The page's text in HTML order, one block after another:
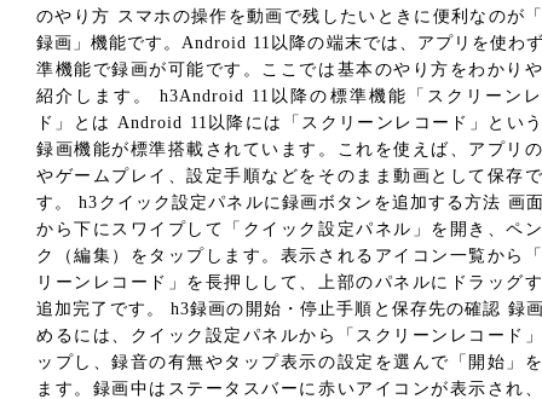
のやり方 スマホの操作を動画で残したいときに便利なのが
録画」機能です。Android 11以降の端末では、アプリを使わ
準機能で録画が可能です。ここでは基本のやり方をわかり
紹介します。 h3Android 11以降の標準機能「スクリーン
ド」とは Android 11以降には「スクリーンレコード」とい
録画機能が標準搭載されています。これを使えば、アプリ
やゲームプレイ、設定手順などをそのまま動画として保存
す。 h3クイック設定パネルに録画ボタンを追加する方法 画
から下にスワイプして「クイック設定パネル」を開き、ペ
ク（編集）をタップします。表示されるアイコン一覧から
リーンレコード」を長押しして、上部のパネルにドラッグ
追加完了です。 h3録画の開始・停止手順と保存先の確認 録
めるには、クイック設定パネルから「スクリーンレコード
ップし、録音の有無やタップ表示の設定を選んで「開始」
ます。録画中はステータスバーに赤いアイコンが表示され